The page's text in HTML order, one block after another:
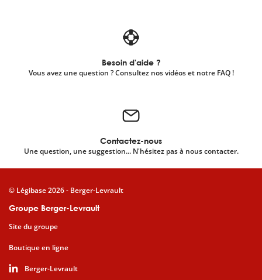
Besoin d'aide ?
Vous avez une question ? Consultez nos vidéos et notre FAQ !
Contactez-nous
Une question, une suggestion... N'hésitez pas à nous contacter.
Groupe Berger-Levrault
Site du groupe
Boutique en ligne
Berger-Levrault
© Légibase 2026 - Berger-Levrault